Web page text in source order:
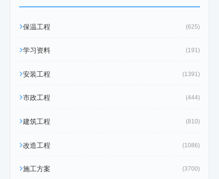
保温工程 (625)
学习资料 (191)
安装工程 (1391)
市政工程 (444)
建筑工程 (810)
改造工程 (1086)
施工方案 (3700)